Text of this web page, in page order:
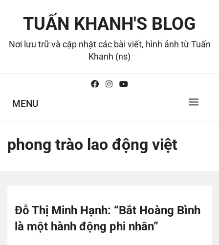
TUẤN KHANH'S BLOG
Nơi lưu trữ và cập nhật các bài viết, hình ảnh từ Tuấn
Khanh (ns)
MENU
phong trào lao động việt
Đỗ Thị Minh Hạnh: “Bắt Hoàng Bình
là một hành động phi nhân”